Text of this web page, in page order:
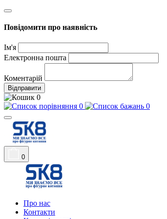
Повідомити про наявність
Ім'я
Електронна пошта
Коментарій
Відправити
0
0
0
0
Про нас
Контакти